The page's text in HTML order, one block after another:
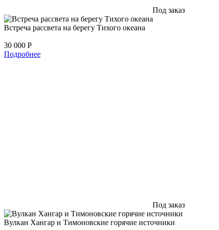
Под заказ
Встреча рассвета на берегу Тихого океана
30 000 Р
Подробнее
Под заказ
Вулкан Хангар и Тимоновские горячие источники